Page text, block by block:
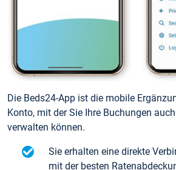
Die Beds24-App ist die mobile
Konto, mit der Sie Ihre Buchungen
verwalten können.
Sie erhalten eine direkte
mit der besten